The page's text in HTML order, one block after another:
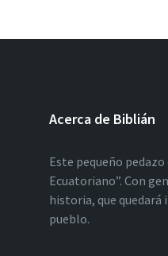
Acerca de Biblián
Este pequeño
Ecuatoriano”. Con
historia, que quedará
pueblo.